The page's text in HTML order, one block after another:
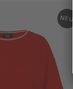
NEU